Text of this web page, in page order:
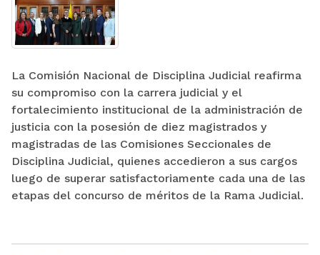
La Comisión Nacional de Disciplina Judicial reafirma
su compromiso con la carrera judicial y el
fortalecimiento institucional de la administración de
justicia con la posesión de diez magistrados y
magistradas de las Comisiones Seccionales de
Disciplina Judicial, quienes accedieron a sus cargos
luego de superar satisfactoriamente cada una de las
etapas del concurso de méritos de la Rama Judicial.